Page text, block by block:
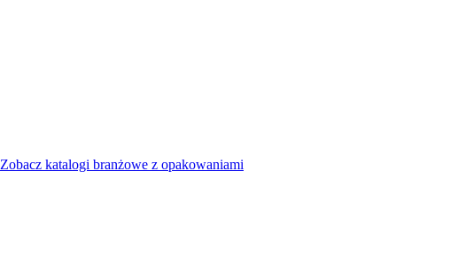
Zobacz katalogi branżowe z opakowaniami